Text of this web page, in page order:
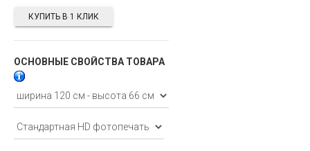
ОСНОВНЫЕ СВОЙСТВА ТОВАРА
КУПИТЬ В 1 КЛИК